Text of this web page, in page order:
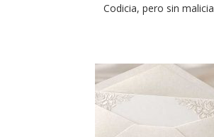
Codicia, pero sin malicia